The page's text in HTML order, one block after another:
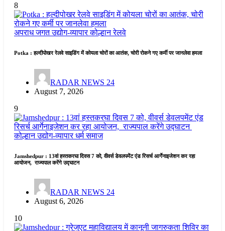
8
अपराध जगतउद्योग-व्यापारकोल्हानरेलवे
Potka : हल्दीपोखर रेलवे साइडिंग में कोयला चोरों का आतंक, चोरी रोकने गए कर्मी पर जानलेवा हमला
RADAR NEWS 24
August 7, 2026
9
कोल्हानउद्योग-व्यापारधर्म समाज
Jamshedpur : 13वां हस्तकरघा दिवस 7 को, वीवर्स डेवलपमेंट एंड रिसर्च आर्गेनाइजेशन कर रहा
आयोजन, राज्यपाल करेंगे उद्घाटन
RADAR NEWS 24
August 6, 2026
10